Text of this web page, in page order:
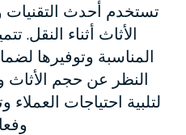
تستخدم أحدث
الأثاث أثناء النقل.
المناسبة وتوفيرها
النظر عن حجم
لتلبية احتياجات